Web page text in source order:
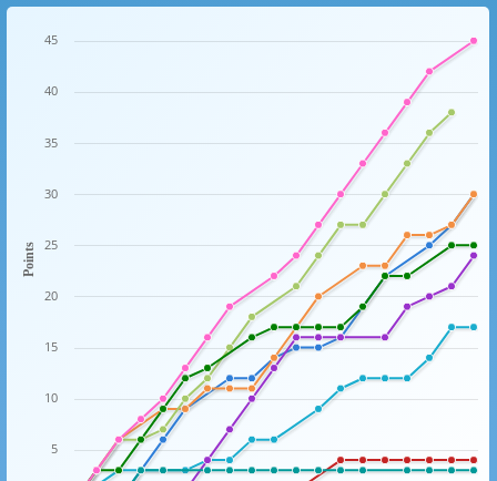
Points
5
10
15
20
25
30
35
40
45